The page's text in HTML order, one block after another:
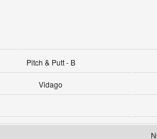
Pitch & Putt - B
Vidago